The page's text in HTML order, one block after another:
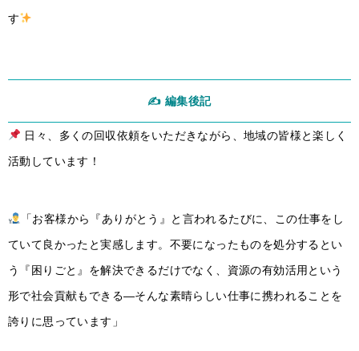
す
✍️ 編集後記
日々、多くの回収依頼をいただきながら、地域の皆様と楽しく
活動しています！
「お客様から『ありがとう』と言われるたびに、この仕事をし
ていて良かったと実感します。不要になったものを処分するとい
う『困りごと』を解決できるだけでなく、資源の有効活用という
形で社会貢献もできる—そんな素晴らしい仕事に携われることを
誇りに思っています」